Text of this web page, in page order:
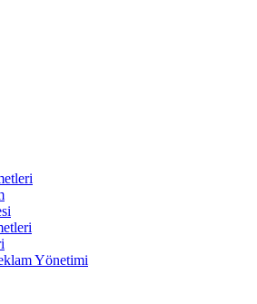
Yönetimi